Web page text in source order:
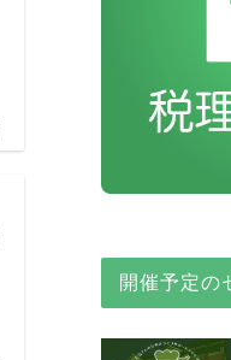
ブログ
開催予定の